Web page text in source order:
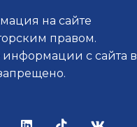
на сайте
правом.
с сайта в